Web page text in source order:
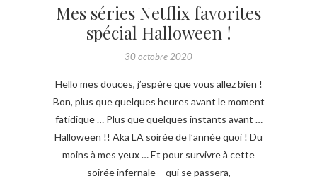
Mes séries Netflix favorites
spécial Halloween !
30 octobre 2020
Hello mes douces, j’espère que vous allez bien !
Bon, plus que quelques heures avant le moment
fatidique … Plus que quelques instants avant …
Halloween !! Aka LA soirée de l’année quoi ! Du
moins à mes yeux … Et pour survivre à cette
soirée infernale – qui se passera,